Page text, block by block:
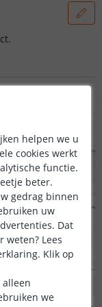
helpen we u
cookies werkt
functie.
beter.
gedrag binnen
uw
Dat
weten? Lees
Klik op
alleen
we